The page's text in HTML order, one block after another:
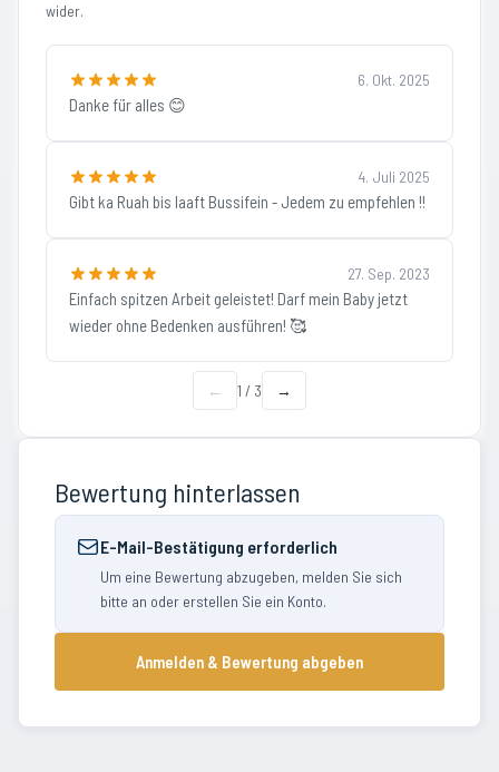
wider.
6. Okt. 2025
Danke für alles 😊
4. Juli 2025
Gibt ka Ruah bis laaft Bussifein - Jedem zu empfehlen !!
27. Sep. 2023
Einfach spitzen Arbeit geleistet! Darf mein Baby jetzt
wieder ohne Bedenken ausführen! 🥰
← 1 / 3 →
Bewertung hinterlassen
E-Mail-Bestätigung erforderlich
Um eine Bewertung abzugeben, melden Sie sich
bitte an oder erstellen Sie ein Konto.
Anmelden & Bewertung abgeben